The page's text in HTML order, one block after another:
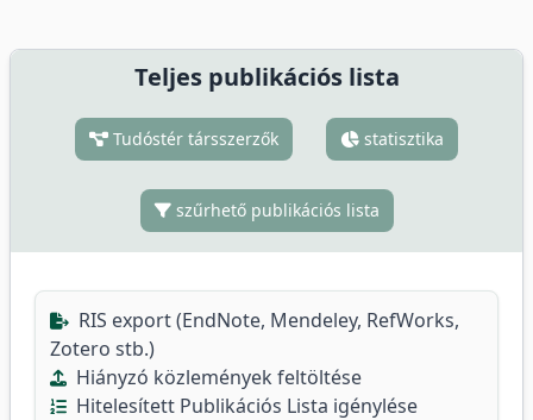
Teljes publikációs lista
Tudóstér társszerzők statisztika
szűrhető publikációs lista
RIS export (EndNote, Mendeley, RefWorks,
Zotero stb.)
Hiányzó közlemények feltöltése
Hitelesített Publikációs Lista igénylése